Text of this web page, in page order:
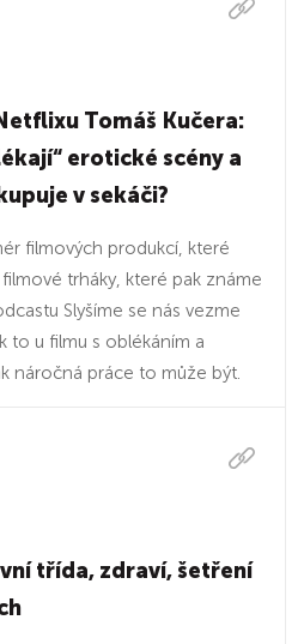
Tomáš Kučera:
erotické scény a
v sekáči?
filmových produkcí, které
trháky, které pak známe
Slyšíme se nás vezme
to u filmu s oblékáním a
náročná práce to může být.
třída, zdraví, šetření